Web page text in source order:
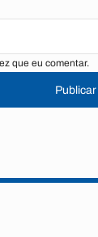
que eu comentar.